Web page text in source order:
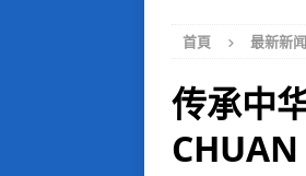
首頁 最新新闻
传承中